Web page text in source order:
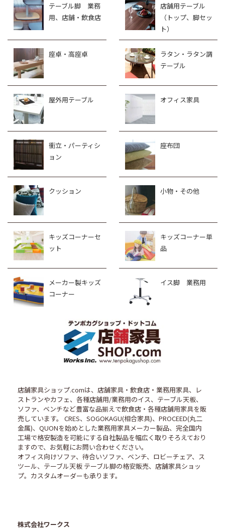
テーブル脚 業務
用、店舗・飲食店
店舗用テーブル
（トップ、脚セッ
ト）
座卓・高座卓
ラタン・ラタン調
テーブル
屋外用テーブル オフィス家具
衝立・パーティシ
ョン
座布団
クッション 小物・その他
キッズコーナーセ
ット
キッズコーナー単
品
メーカー製キッズ
コーナー
イス脚 業務用
店舗家具ショップ.comは、店舗家具・飲食店・業務用家具、レ
ストランやカフェ、各種店舗用/業務用のイス、テーブル天板、
ソファ、ベンチなど豊富な品揃えで飲食店・各種店舗用家具を販
売しています。 CRES、SOGOKAGU(相合家具)、PROCEED(丸二
金属)、QUONを始めとした業務用家具メーカー製品、完全国内
工場で格安製造を可能にする自社製品を幅広く取りそろえており
ますので、お気軽にお問い合わせください。
オフィス向けソファ、待合いソファ、ベンチ、ロビーチェア、ス
ツール、テーブル天板 テーブル脚の格安販売、店舗家具ショッ
プ。カスタムオーダーも承ります。
株式会社ワークス